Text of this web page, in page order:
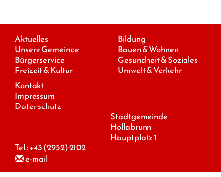
Aktuelles
Unsere Gemeinde
Bürgerservice
Freizeit & Kultur
Bildung
Bauen & Wohnen
Gesundheit & Soziales
Umwelt & Verkehr
Kontakt
Impressum
Datenschutz
Stadtgemeinde
Hollabrunn
Hauptplatz 1
Tel.:+43 (2952) 2102
e-mail